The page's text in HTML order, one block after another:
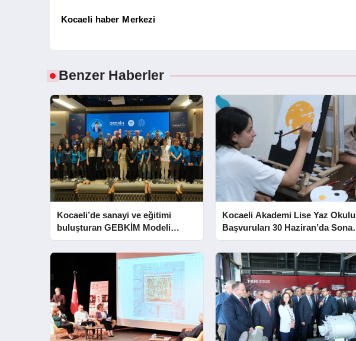
Kocaeli haber Merkezi
Benzer Haberler
Kocaeli’de sanayi ve eğitimi
buluşturan GEBKİM Modeli
tanıtıldı
Kocaeli Akademi Lise Yaz Okulu
Başvuruları 30 Haziran’da Sona
Eriyor